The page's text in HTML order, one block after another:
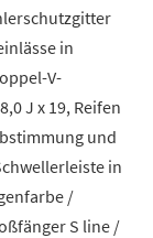
in
V-
J x 19, Reifen
und
in
/
S line /